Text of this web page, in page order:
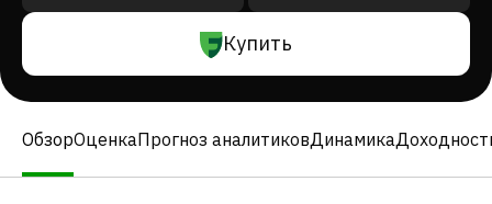
Купить
ОбзорОценкаПрогноз аналитиковДинамика